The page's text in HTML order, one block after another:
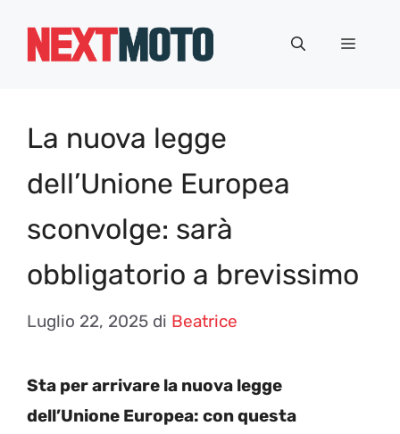
Menu
La nuova legge
dell’Unione Europea
sconvolge: sarà
obbligatorio a brevissimo
Luglio 22, 2025 di Beatrice
Sta per arrivare la nuova legge
dell’Unione Europea: con questa